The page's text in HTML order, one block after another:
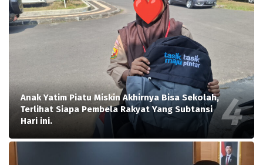
Anak Yatim Piatu Miskin Akhirnya Bisa Sekolah,
Terlihat Siapa Pembela Rakyat Yang Subtansi
Hari ini.